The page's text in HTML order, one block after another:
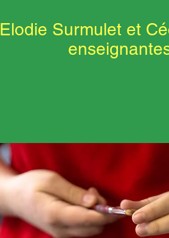
Elodie Surmulet et